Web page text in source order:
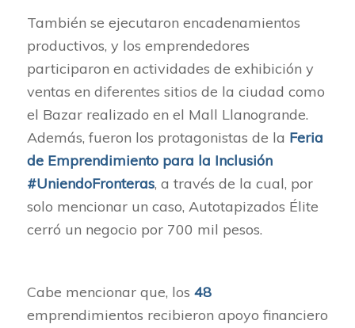
También se ejecutaron encadenamientos
productivos, y los emprendedores
participaron en actividades de exhibición y
ventas en diferentes sitios de la ciudad como
el Bazar realizado en el Mall Llanogrande.
Además, fueron los protagonistas de la Feria
de Emprendimiento para la Inclusión
#UniendoFronteras, a través de la cual, por
solo mencionar un caso, Autotapizados Élite
cerró un negocio por 700 mil pesos.
Cabe mencionar que, los 48
emprendimientos recibieron apoyo financiero